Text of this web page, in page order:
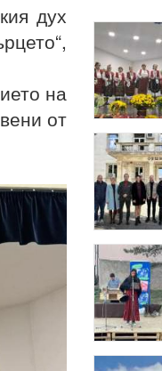
дух
на
от